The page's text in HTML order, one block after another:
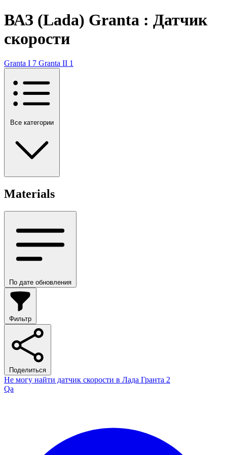
ВАЗ (Lada) Granta : Датчик
скорости
Granta I 7 Granta II 1
Все категории
Materials
По дате обновления
Фильтр
Поделиться
Не могу найти датчик скорости в Лада Гранта 2
Qa